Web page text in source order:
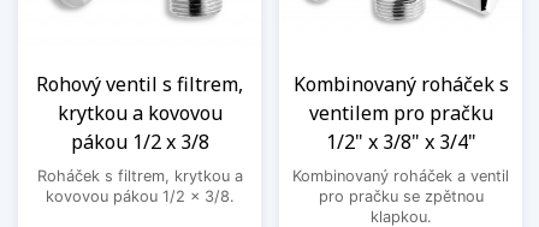
Rohový ventil s filtrem,
krytkou a kovovou
pákou 1/2 x 3/8
Roháček s filtrem, krytkou a
kovovou pákou 1/2 x 3/8.
Kombinovaný roháček s
ventilem pro pračku
1/2" x 3/8" x 3/4"
Kombinovaný roháček a ventil
pro pračku se zpětnou
klapkou.